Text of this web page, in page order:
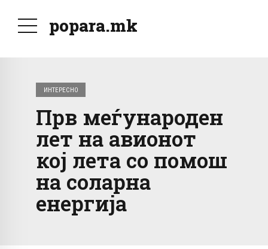
popara.mk
ИНТЕРЕСНО
Прв меѓународен
лет на авионот
кој лета со помош
на соларна
енергија